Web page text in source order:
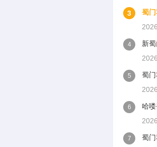
3
蜀
4
新
5
蜀
6
哈
7
蜀